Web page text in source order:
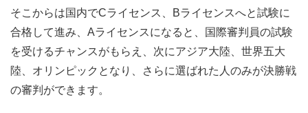
そこからは国内でCライセンス、Bライセンスへと試験に
合格して進み、Aライセンスになると、国際審判員の試験
を受けるチャンスがもらえ、次にアジア大陸、世界五大
陸、オリンピックとなり、さらに選ばれた人のみが決勝戦
の審判ができます。